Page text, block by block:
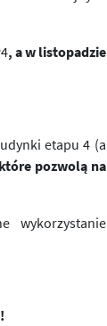
, a w listopadzie
etapu 4 (a
pozwolą na
wykorzystanie